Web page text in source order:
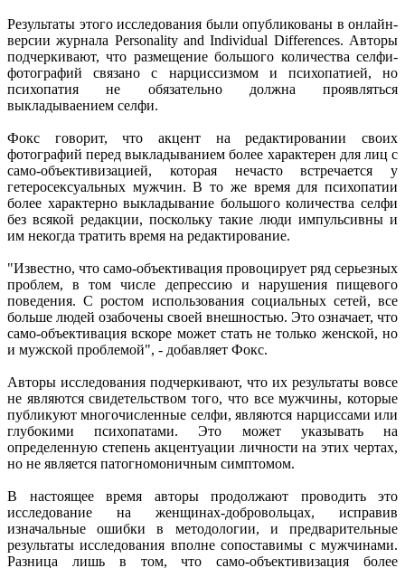
Результаты этого исследования были опубликованы в онлайн-
версии журнала Personality and Individual Differences. Авторы
подчеркивают, что размещение большого количества селфи-
фотографий связано с нарциссизмом и психопатией, но
психопатия не обязательно должна проявляться
выкладываением селфи.
Фокс говорит, что акцент на редактировании своих
фотографий перед выкладыванием более характерен для лиц с
само-объективизацией, которая нечасто встречается у
гетеросексуальных мужчин. В то же время для психопатии
более характерно выкладывание большого количества селфи
без всякой редакции, поскольку такие люди импульсивны и
им некогда тратить время на редактирование.
"Известно, что само-объективация провоцирует ряд серьезных
проблем, в том числе депрессию и нарушения пищевого
поведения. С ростом использования социальных сетей, все
больше людей озабочены своей внешностью. Это означает, что
само-объективация вскоре может стать не только женской, но
и мужской проблемой", - добавляет Фокс.
Авторы исследования подчеркивают, что их результаты вовсе
не являются свидетельством того, что все мужчины, которые
публикуют многочисленные селфи, являются нарциссами или
глубокими психопатами. Это может указывать на
определенную степень акцентуации личности на этих чертах,
но не является патогномоничным симптомом.
В настоящее время авторы продолжают проводить это
исследование на женщинах-добровольцах, исправив
изначальные ошибки в методологии, и предварительные
результаты исследования вполне сопоставимы с мужчинами.
Разница лишь в том, что само-объективизация более